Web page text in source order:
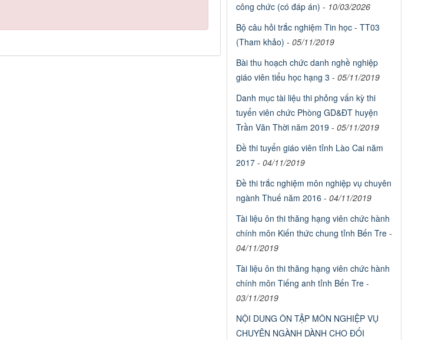
công chức (có đáp án) - 10/03/2026
Bộ câu hỏi trắc nghiệm Tin học - TT03
(Tham khảo) - 05/11/2019
Bài thu hoạch chức danh nghề nghiệp
giáo viên tiểu học hạng 3 - 05/11/2019
Danh mục tài liệu thi phỏng vấn kỳ thi
tuyển viên chức Phòng GD&ĐT huyện
Trần Văn Thời năm 2019 - 05/11/2019
Đề thi tuyển giáo viên tỉnh Lào Cai năm
2017- 04/11/2019
Đề thi trắc nghiệm môn nghiệp vụ chuyên
ngành Thuế năm 2016 - 04/11/2019
Tài liệu ôn thi thăng hạng viên chức hành
chính môn Kiến thức chung tỉnh Bến Tre-
04/11/2019
Tài liệu ôn thi thăng hạng viên chức hành
chính môn Tiếng anh tỉnh Bến Tre-
03/11/2019
NỘI DUNG ÔN TẬP MÔN NGHIỆP VỤ
CHUYÊN NGÀNH DÀNH CHO ĐỐI